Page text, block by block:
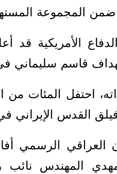
المجموعة
الأمريكية قد
قاسم سليماني
احتفل المئات
القدس
العراقي الرسمي
المهندس